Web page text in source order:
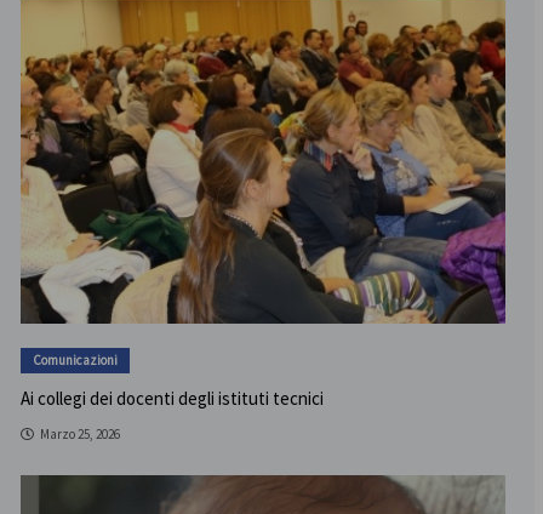
Comunicazioni
Ai collegi dei docenti degli istituti tecnici
Marzo 25, 2026